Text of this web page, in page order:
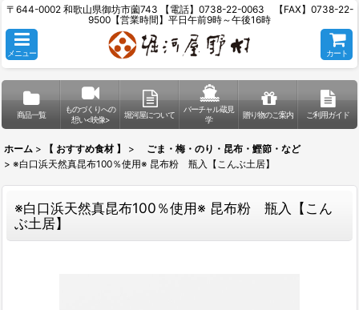
〒644-0002 和歌山県御坊市薗743 【電話】0738-22-0063 【FAX】0738-22-
9500【営業時間】平日午前9時～午後16時
メニュー カート
商品一覧
ものづくりへの
想い<映像>
堀河屋について
バーチャル蔵見
学
贈り物のご案内 ご利用ガイド
ホーム > 【 おすすめ食材 】 >
ごま・梅・のり・昆布・鰹節・など
> ※白口浜天然真昆布100％使用※ 昆布粉 瓶入【こんぶ土居】
※白口浜天然真昆布100％使用※ 昆布粉 瓶入【こん
ぶ土居】